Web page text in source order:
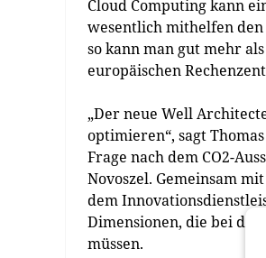
Cloud Computing kann
wesentlich mithelfen den
so kann man gut mehr
europäischen
„Der neue Well
optimieren“, sagt
Frage nach dem CO2-
Novoszel. Gemeinsam
dem
Dimensionen, die bei
müssen.